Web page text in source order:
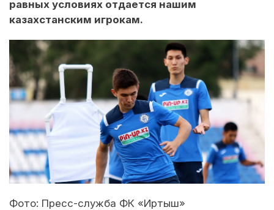
равных условиях отдается нашим
казахстанским игрокам.
Фото: Пресс-служба ФК «Иртыш»